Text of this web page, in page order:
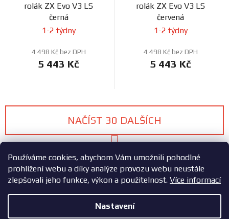
Používáme cookies, abychom Vám umožnili pohodlné
prohlížení webu a díky analýze provozu webu neustále
zlepšovali jeho funkce, výkon a použitelnost. Více informací
Nastavení
rolák ZX Evo V3 LS
černá
1-2 týdny
4 498 Kč bez DPH
5 443 Kč
rolák ZX Evo V3 LS
červená
1-2 týdny
4 498 Kč bez DPH
5 443 Kč
O
v
l
á
d
NAČÍST 30 DALŠÍCH
S
r
á
n
o
v
85 položek celkem